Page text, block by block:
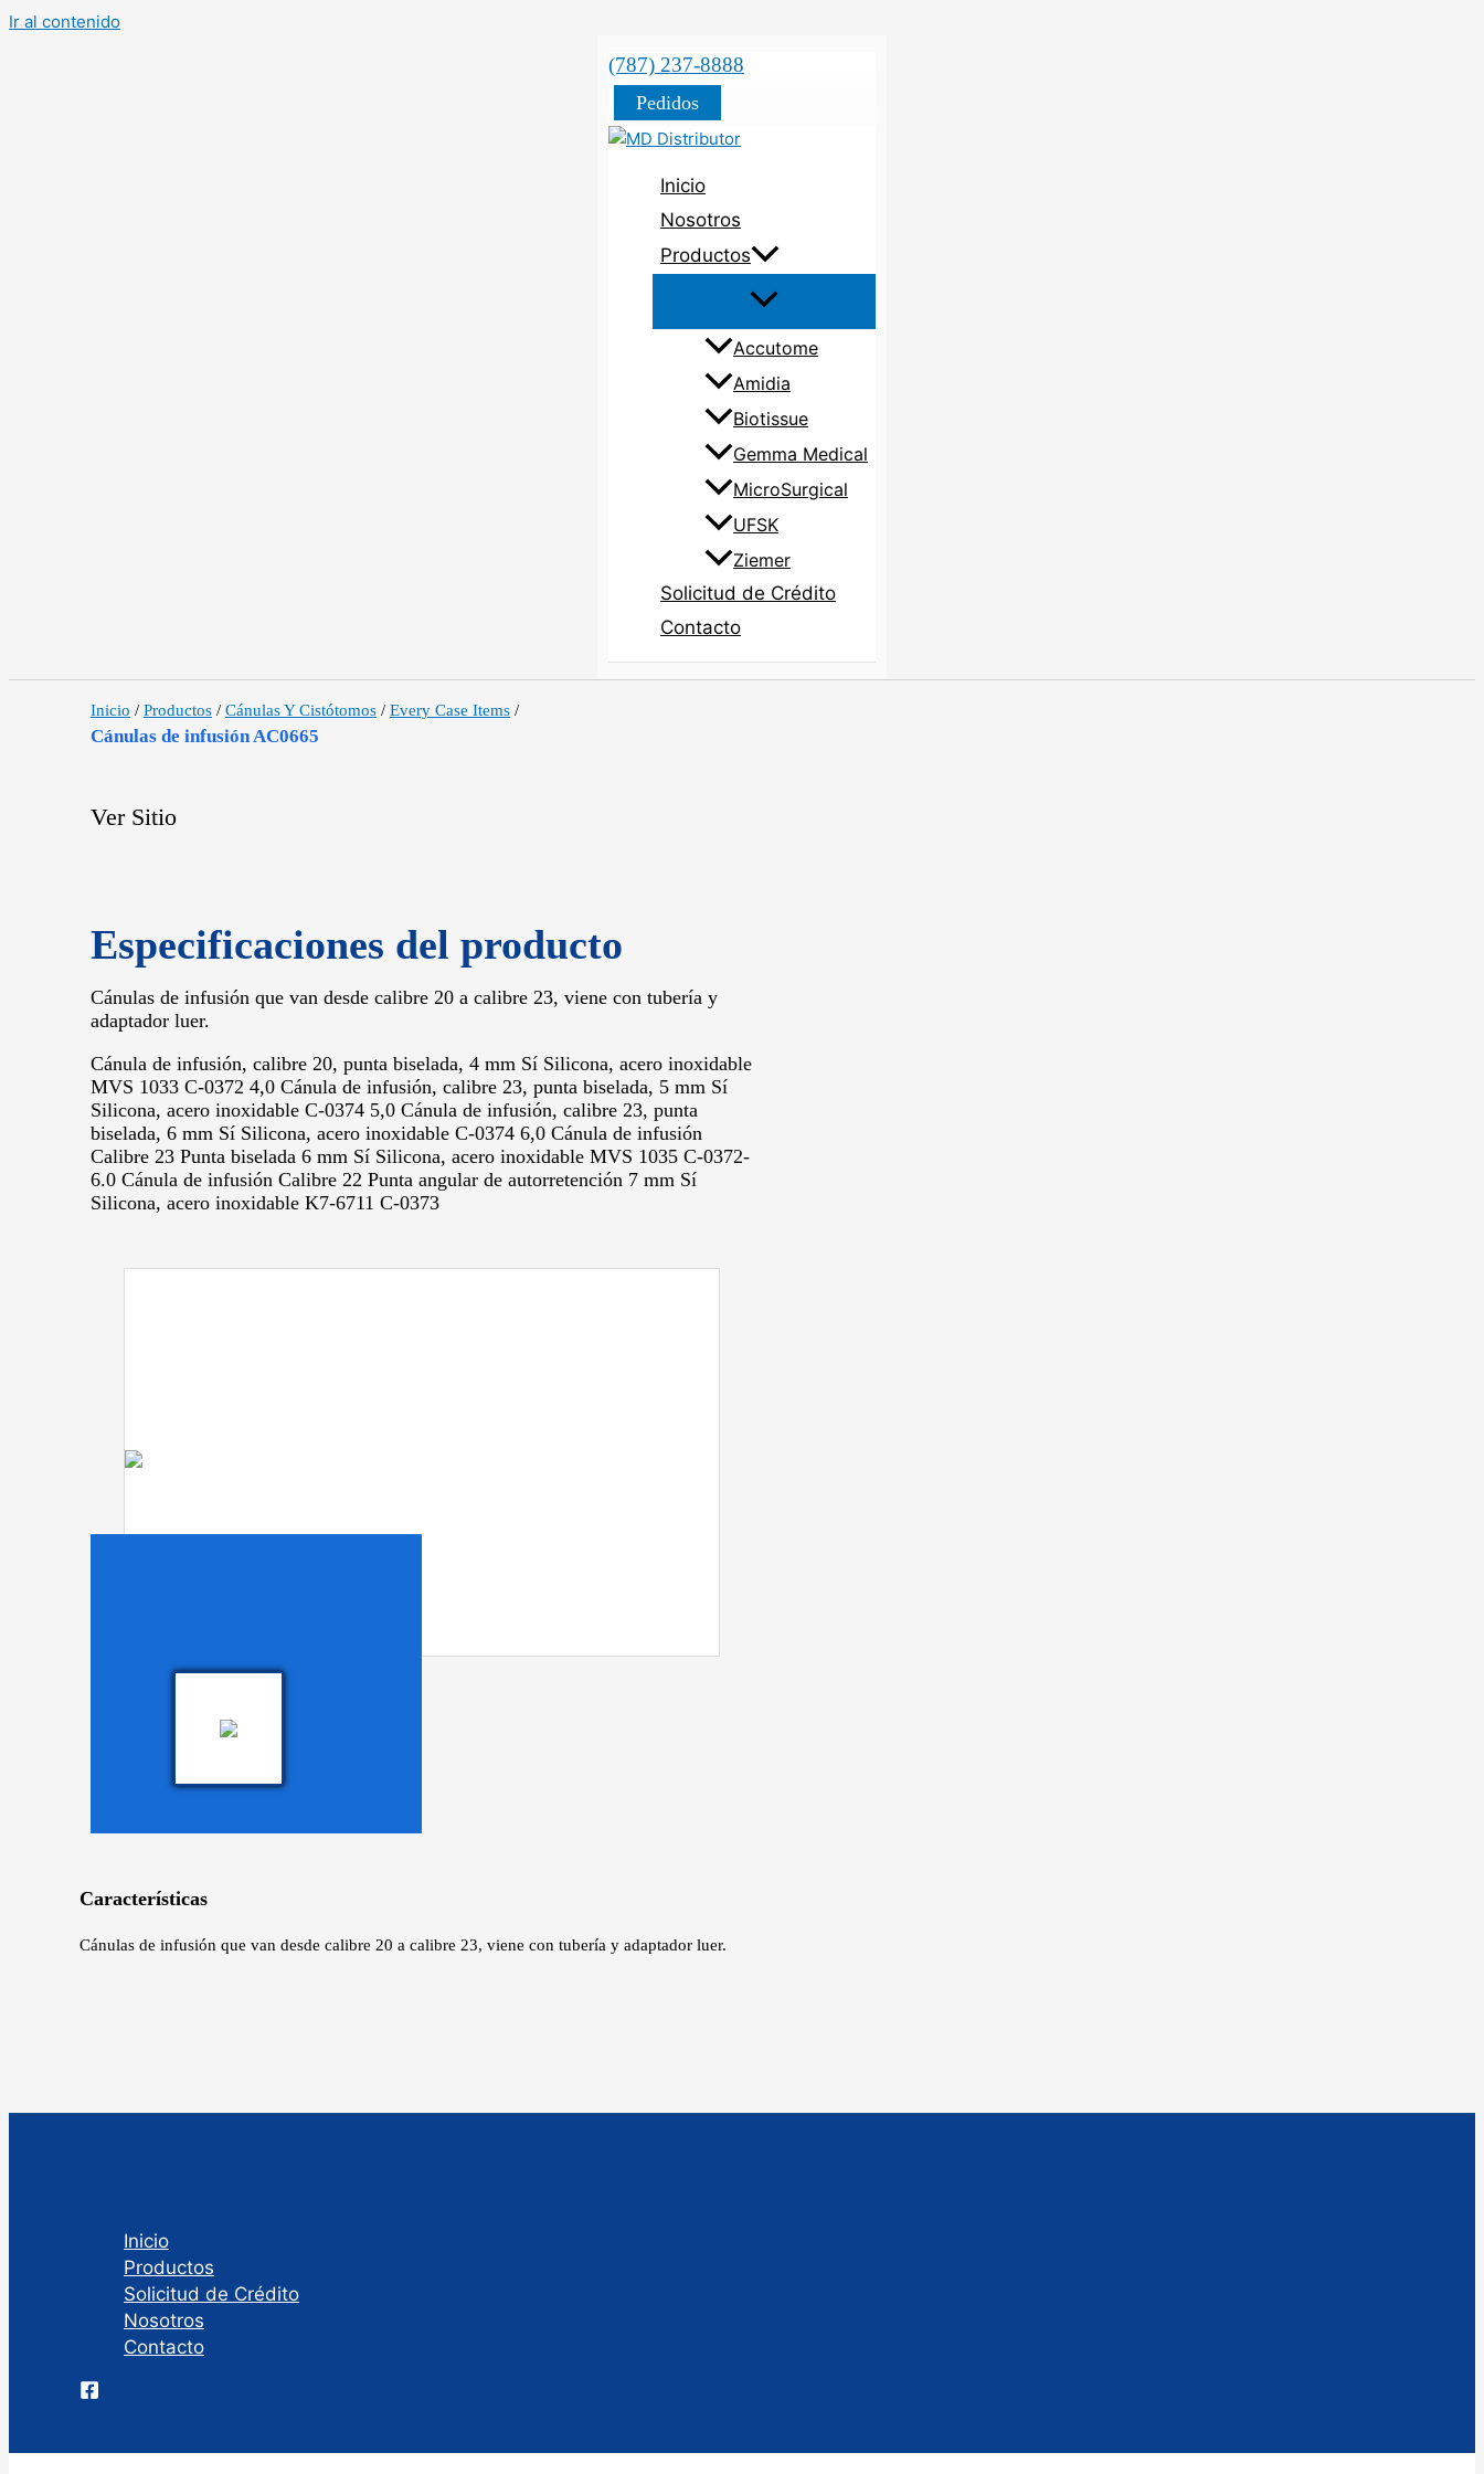
Ir al contenido
(787) 237-8888
Pedidos
Inicio
Nosotros
Productos
Accutome
Amidia
Biotissue
Gemma Medical
MicroSurgical
UFSK
Ziemer
Solicitud de Crédito
Contacto
Inicio / Productos / Cánulas Y Cistótomos / Every Case Items /
Cánulas de infusión AC0665
Ver Sitio
Especificaciones del producto
Cánulas de infusión que van desde calibre 20 a calibre 23, viene con tubería y
adaptador luer.
Cánula de infusión, calibre 20, punta biselada, 4 mm Sí Silicona, acero inoxidable
MVS 1033 C-0372 4,0 Cánula de infusión, calibre 23, punta biselada, 5 mm Sí
Silicona, acero inoxidable C-0374 5,0 Cánula de infusión, calibre 23, punta
biselada, 6 mm Sí Silicona, acero inoxidable C-0374 6,0 Cánula de infusión
Calibre 23 Punta biselada 6 mm Sí Silicona, acero inoxidable MVS 1035 C-0372-
6.0 Cánula de infusión Calibre 22 Punta angular de autorretención 7 mm Sí
Silicona, acero inoxidable K7-6711 C-0373
Características
Cánulas de infusión que van desde calibre 20 a calibre 23, viene con tubería y adaptador luer.
Inicio
Productos
Solicitud de Crédito
Nosotros
Contacto